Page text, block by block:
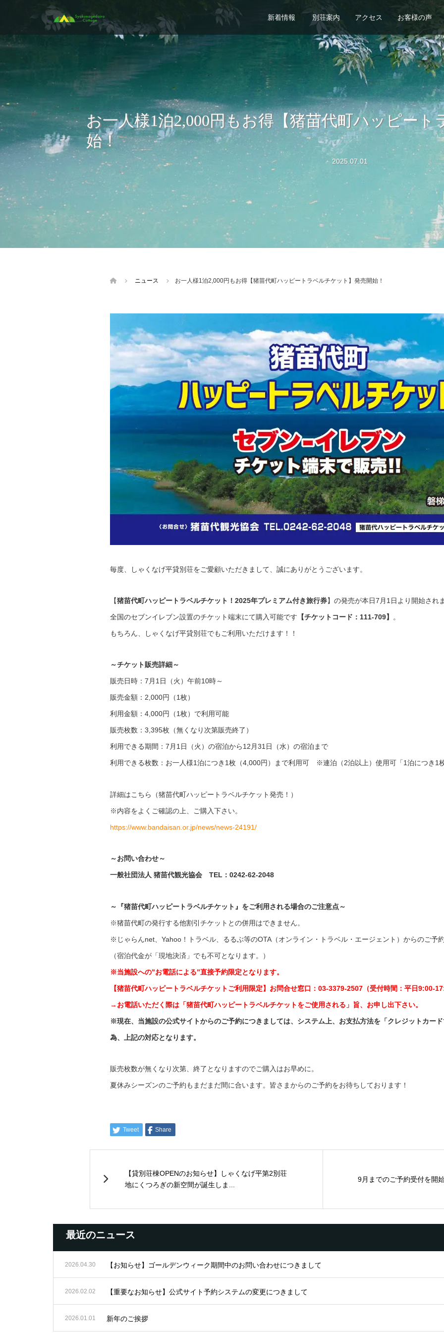
新着情報 別荘案内 アクセス お客様の声
お一人様1泊2,000円もお得【猪苗代町ハッピー
始！
2025.07.01
ニュース お一人様1泊2,000円もお得【猪苗代町ハッピートラベルチケット】発売開始！
毎度、しゃくなげ平貸別荘をご愛顧いただきまして、誠にありがとうございます。
【猪苗代町ハッピートラベルチケット！ 2025年プレミアム付き旅行券】の発売が本日7月1日より開始され
全国のセブンイレブン設置のチケット端末にて購入可能です 【チケットコード：111-709】 。
もちろん、しゃくなげ平貸別荘でもご利用いただけます！！
～チケット販売詳細～
販売日時：7月1日（火）午前10時～
販売金額：2,000円（1枚）
利用金額：4,000円（1枚）で利用可能
販売枚数：3,395枚（無くなり次第販売終了）
利用できる期間：7月1日（火）の宿泊から12月31日（水）の宿泊まで
利用できる枚数：お一人様1泊につき1枚（4,000円）まで利用可 ※連泊（2泊以上）使用可「1泊につき1
詳細はこちら（猪苗代町ハッピートラベルチケット発売！）
※内容をよくご確認の上、ご購入下さい。
https://www.bandaisan.or.jp/news/news-24191/
～お問い合わせ～
一般社団法人 猪苗代観光協会 TEL：0242-62-2048
～『猪苗代町ハッピートラベルチケット』をご利用される場合のご注意点～
※猪苗代町の発行する他割引チケットとの併用はできません。
※じゃらんnet、Yahoo！トラベル、るるぶ等のOTA（オンライン・トラベル・エージェント）からのご予
（宿泊代金が「現地決済」でも不可となります。）
※当施設への”お電話による”直接予約限定となります。
【猪苗代町ハッピートラベルチケットご利用限定】お問合せ窓口：03-3379-2507（受付時間：平日9:00-
→お電話いただく際は「猪苗代町ハッピートラベルチケットをご使用される」旨、お申し出下さい。
※現在、当施設の公式サイトからのご予約につきましては、システム上、お支払方法を「クレジットカー
為、上記の対応となります。
販売枚数が無くなり次第、終了となりますのでご購入はお早めに。
夏休みシーズンのご予約もまだまだ間に合います。皆さまからのご予約をお待ちしております！
Tweet Share
【貸別荘棟OPENのお知らせ】しゃくなげ平第2別荘
地にくつろぎの新空間が誕生しま...
9月までのご予約受付を開
最近のニュース
2026.04.30 【お知らせ】ゴールデンウィーク期間中のお問い合わせにつきまして
2026.02.02 【重要なお知らせ】公式サイト予約システムの変更につきまして
2026.01.01 新年のご挨拶